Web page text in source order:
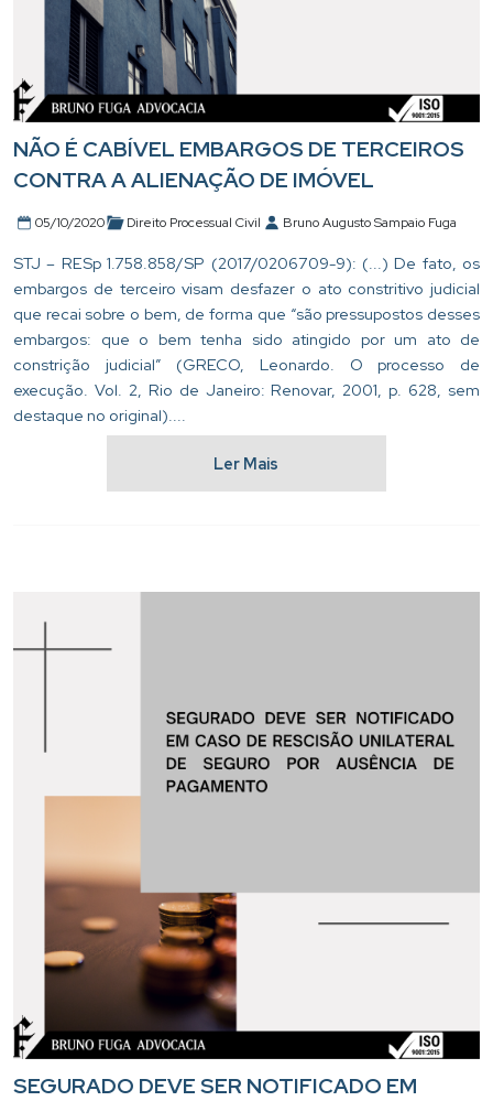
NÃO É CABÍVEL EMBARGOS DE TERCEIROS
CONTRA A ALIENAÇÃO DE IMÓVEL
05/10/2020 Direito Processual Civil Bruno Augusto Sampaio Fuga
STJ – RESp 1.758.858/SP (2017/0206709-9): (...) De fato, os
embargos de terceiro visam desfazer o ato constritivo judicial
que recai sobre o bem, de forma que “são pressupostos desses
embargos: que o bem tenha sido atingido por um ato de
constrição judicial” (GRECO, Leonardo. O processo de
execução. Vol. 2, Rio de Janeiro: Renovar, 2001, p. 628, sem
destaque no original)....
Ler Mais
SEGURADO DEVE SER NOTIFICADO EM